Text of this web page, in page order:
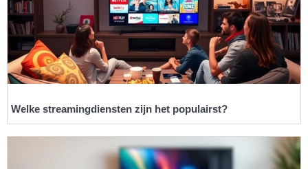
Welke streamingdiensten zijn het populairst?